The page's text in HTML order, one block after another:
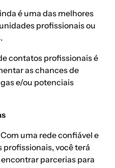
é uma das melhores
profissionais ou
contatos profissionais é
as chances de
e/ou potenciais
uma rede confiável e
profissionais, você terá
parcerias para